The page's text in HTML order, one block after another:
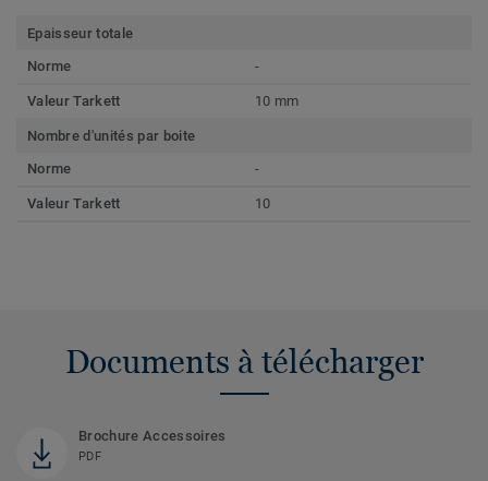
Epaisseur totale
Norme
-
Valeur Tarkett 10 mm
Nombre d'unités par boite
Norme
-
Valeur Tarkett 10
Documents à télécharger
Brochure Accessoires
PDF